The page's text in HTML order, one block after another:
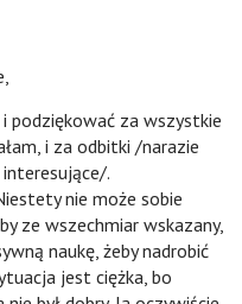
podziękować za wszystkie
i za odbitki /narazie
.
nie może sobie
ze wszechmiar wskazany,
naukę, żeby nadrobić
jest ciężka, bo